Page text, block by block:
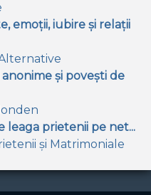
emoții, iubire și relații
și povești de
leaga prietenii pe net...
și Matrimoniale